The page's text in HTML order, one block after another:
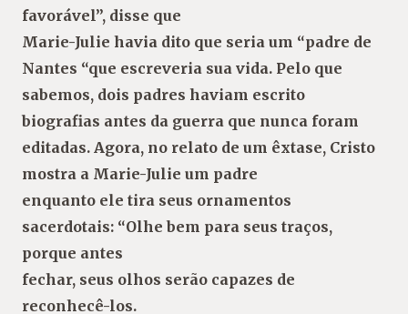
favorável”, disse que
Marie-Julie havia dito que seria um “padre de
Nantes “que escreveria sua vida. Pelo que
sabemos, dois padres haviam escrito
biografias antes da guerra que nunca foram
editadas. Agora, no relato de um êxtase, Cristo
mostra a Marie-Julie um padre
enquanto ele tira seus ornamentos
sacerdotais: “Olhe bem para seus traços,
porque antes
fechar, seus olhos serão capazes de
reconhecê-los.